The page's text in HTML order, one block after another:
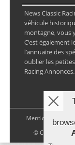
News Classic
véhicule
montagne, vous
C’est également
l’annuaire des
oublier les
Racing Annonces.
Mentions légales
© Copyright